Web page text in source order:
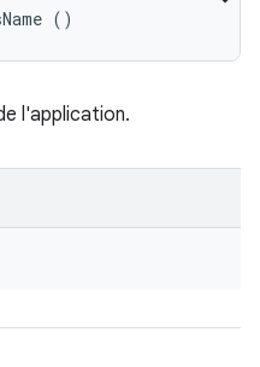
()
l'application.